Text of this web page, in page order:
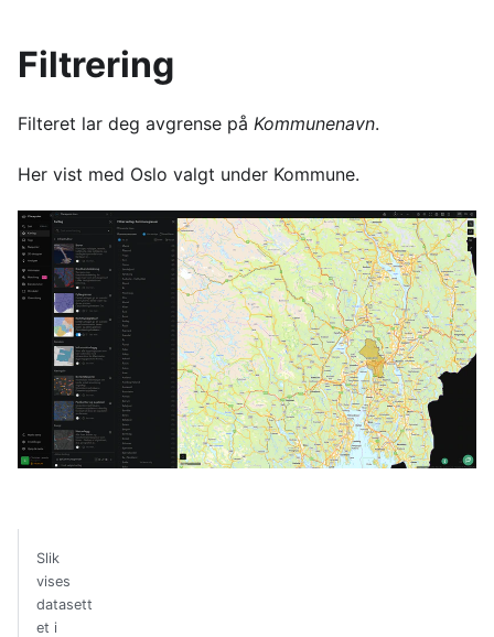
Filtrering
Filteret lar deg avgrense på Kommunenavn.
Her vist med Oslo valgt under Kommune.
Slik
vises
datasett
et i